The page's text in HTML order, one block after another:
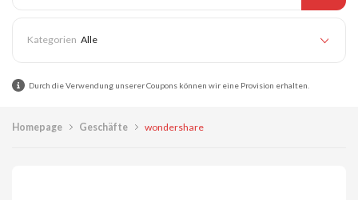
Alle
Durch die Verwendung unserer Coupons können wir eine Provision erhalten.
Homepage Geschäfte wondershare